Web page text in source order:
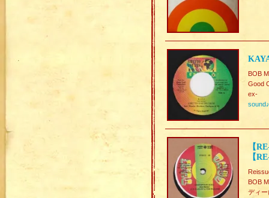
BOB
Good
ex-
sound♪
【
【
BOB
ディ